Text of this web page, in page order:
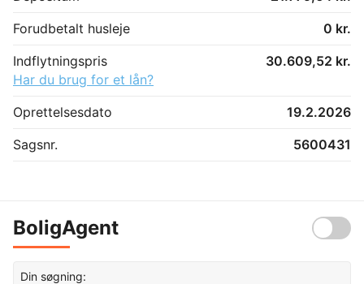
Forudbetalt husleje
0 kr.
Indflytningspris
30.609,52 kr.
Har du brug for et lån?
Oprettelsesdato
19.2.2026
Sagsnr.
5600431
BoligAgent
Din søgning: